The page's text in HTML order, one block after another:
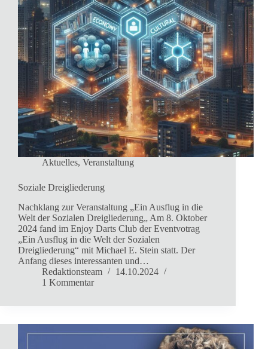
Aktuelles, Veranstaltung
Soziale Dreigliederung
Nachklang zur Veranstaltung „Ein Ausflug in die
Welt der Sozialen Dreigliederung„ Am 8. Oktober
2024 fand im Enjoy Darts Club der Eventvotrag
„Ein Ausflug in die Welt der Sozialen
Dreigliederung“ mit Michael E. Stein statt. Der
Anfang dieses interessanten und…
Redaktionsteam
14.10.2024
1 Kommentar